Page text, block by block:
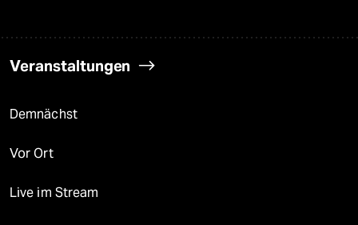
Veranstaltungen
Demnächst
Vor Ort
Live im Stream